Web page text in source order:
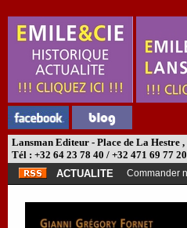
Lansman Editeur - Place de La Hestre
Tél : +32 64 23 78 40 / +32 471 69 77
ACTUALITE Commander